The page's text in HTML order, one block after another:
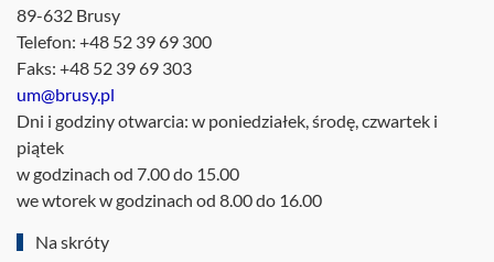
89-632 Brusy
Telefon: +48 52 39 69 300
Faks: +48 52 39 69 303
um@brusy.pl
Dni i godziny otwarcia: w poniedziałek, środę, czwartek i
piątek
w godzinach od 7.00 do 15.00
we wtorek w godzinach od 8.00 do 16.00
Na skróty